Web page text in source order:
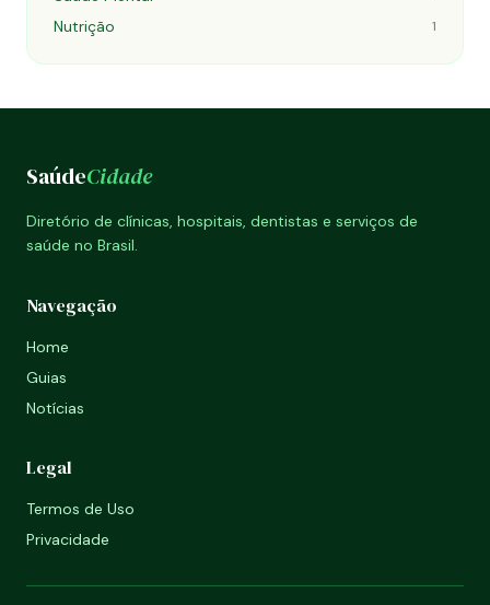
Nutrição 1
SaúdeCidade
Diretório de clínicas, hospitais, dentistas e serviços de
saúde no Brasil.
Navegação
Home
Guias
Notícias
Legal
Termos de Uso
Privacidade